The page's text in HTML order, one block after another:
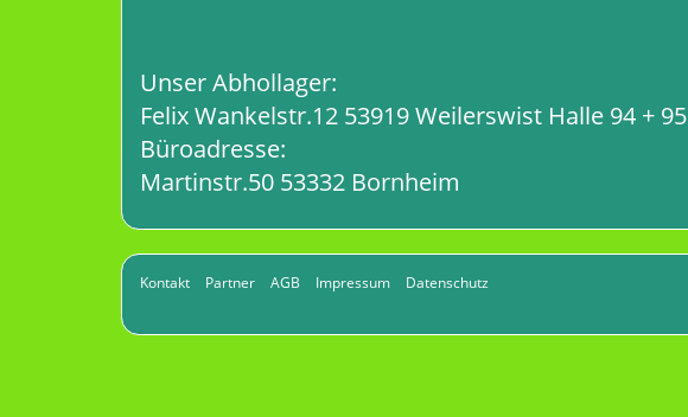
Unser Abhollager:
Felix Wankelstr.12 53919 Weilerswist Halle 94 + 95
Büroadresse:
Martinstr.50 53332 Bornheim
Kontakt Partner AGB Impressum Datenschutz